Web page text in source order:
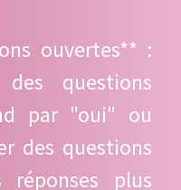
ouvertes** :
questions
par "oui" ou
des questions
plus